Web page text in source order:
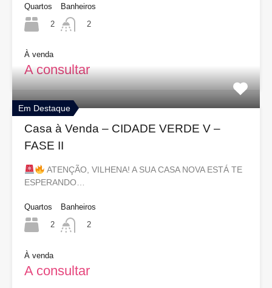
Quartos
2
Banheiros
2
À venda
A consultar
Em Destaque
Casa à Venda – CIDADE VERDE V –
FASE II
ATENÇÃO, VILHENA! A SUA CASA NOVA ESTÁ TE
ESPERANDO…
Quartos
2
Banheiros
2
À venda
A consultar